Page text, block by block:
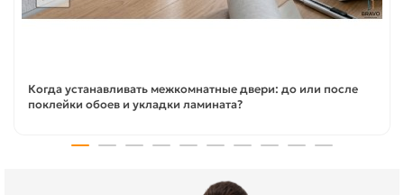
Когда устанавливать межкомнатные двери: до или после
поклейки обоев и укладки ламината?